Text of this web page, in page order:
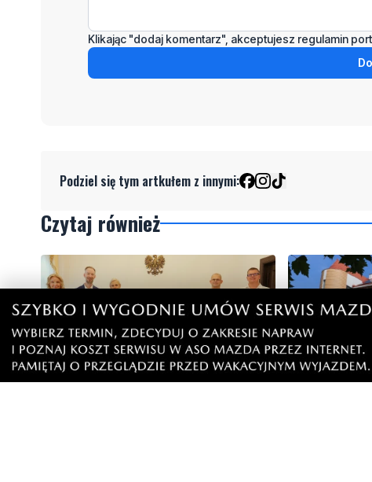
Klikając "dodaj komentarz", akceptujesz regulamin
Podziel się tym artkułem z innymi:
Czytaj również
NOWE NOWE